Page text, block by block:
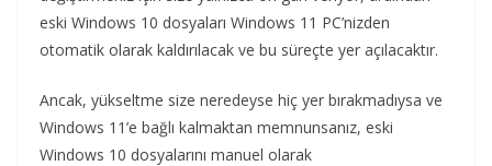
eski Windows 10 dosyaları Windows 11 PC’nizden
otomatik olarak kaldırılacak ve bu süreçte yer açılacaktır.
Ancak, yükseltme size neredeyse hiç yer bırakmadıysa ve
Windows 11’e bağlı kalmaktan memnunsanız, eski
Windows 10 dosyalarını manuel olarak